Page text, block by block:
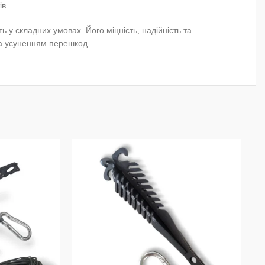
у складних умовах. Його міцність, надійність та
усуненням перешкод.